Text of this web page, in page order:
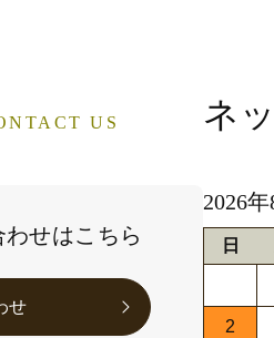
US
せはこちら
せ
ネ
2026年
日
2